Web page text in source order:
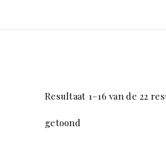
Resultaat 1–16 van de 22
getoond